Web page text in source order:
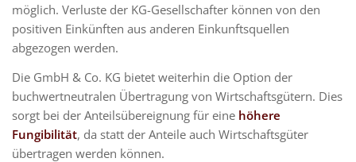
möglich. Verluste der KG-Gesellschafter können von den
positiven Einkünften aus anderen Einkunftsquellen
abgezogen werden.
Die GmbH & Co. KG bietet weiterhin die Option der
buchwertneutralen Übertragung von Wirtschaftsgütern. Dies
sorgt bei der Anteilsübereignung für eine höhere
Fungibilität, da statt der Anteile auch Wirtschaftsgüter
übertragen werden können.